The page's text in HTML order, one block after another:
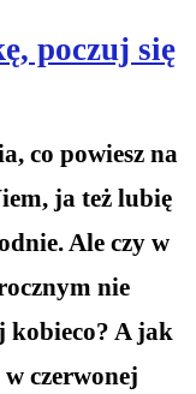
poczuj się
co powiesz na
ja też lubię
Ale czy w
nie
kobieco? A jak
czerwonej